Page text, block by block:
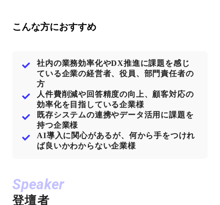
こんな方におすすめ
社内の業務効率化やDX推進に課題を感じ
ている企業の経営者、役員、部門責任者の
方
人件費削減や回答精度の向上、顧客対応の
効率化を目指している企業様
既存システムの連携やデータ活用に課題を
持つ企業様
AI導入に関心があるが、何から手をつけれ
ば良いかわからない企業様
Speaker
登壇者